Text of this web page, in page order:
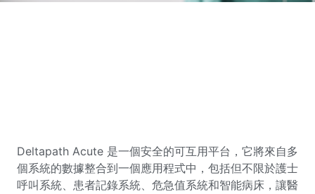
Deltapath Acute 是一個安全的可互用平台，它將來自多
個系統的數據整合到一個應用程式中，包括但不限於護士
呼叫系統、患者記錄系統、危急值系統和智能病床，讓醫